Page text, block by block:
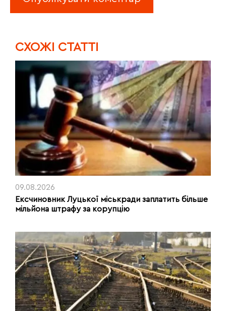
CХОЖІ СТАТТІ
09.08.2026
Ексчиновник Луцької міськради заплатить більше
мільйона штрафу за корупцію